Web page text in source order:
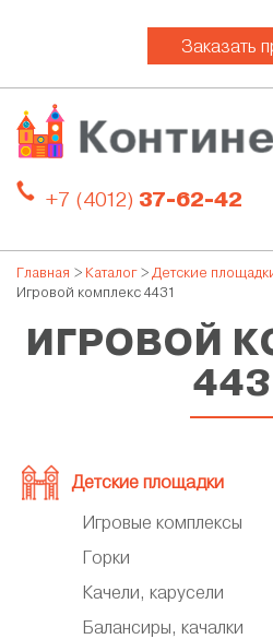
Заказать
+7 (4012) 37-62-42
Главная > Каталог> Детские
Игровой комплекс 4431
ИГРОВОЙ
Детские площадки
Игровые комплексы
Горки
Качели, карусели
Балансиры, качалки